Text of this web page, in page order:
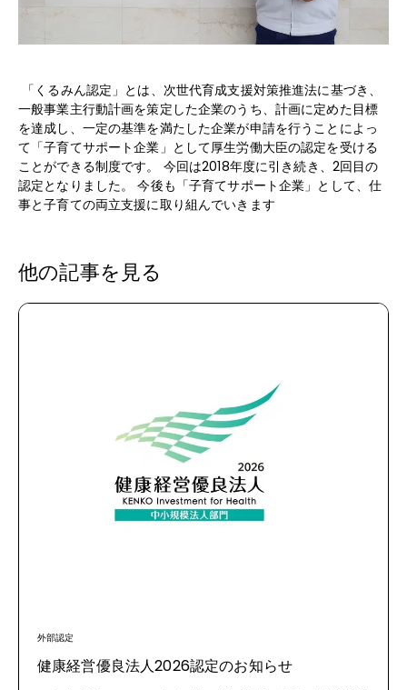
「くるみん認定」とは、次世代育成支援対策推進法に基づき、
一般事業主行動計画を策定した企業のうち、計画に定めた目標
を達成し、一定の基準を満たした企業が申請を行うことによっ
て「子育てサポート企業」として厚生労働大臣の認定を受ける
ことができる制度です。 今回は2018年度に引き続き、2回目の
認定となりました。 今後も「子育てサポート企業」として、仕
事と子育ての両立支援に取り組んでいきます
他の記事を見る
外部認定
健康経営優良法人2026認定のお知らせ